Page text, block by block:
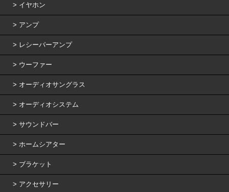
イヤホン
アンプ
レシーバーアンプ
ウーファー
オーディオサングラス
オーディオシステム
サウンドバー
ホームシアター
ブラケット
アクセサリー